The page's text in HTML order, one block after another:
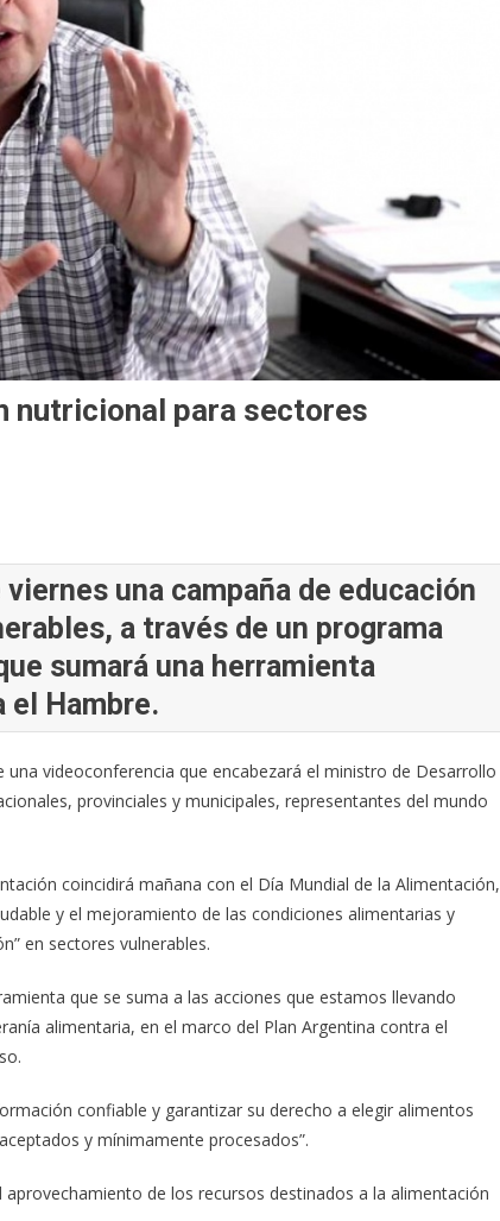
nutricional para sectores
una campaña de educación
a través de un programa
sumará una herramienta
el Hambre.
una videoconferencia que encabezará el ministro de Desarrollo
provinciales y municipales, representantes del mundo
coincidirá mañana con el Día Mundial de la Alimentación,
y el mejoramiento de las condiciones alimentarias y
en sectores vulnerables.
que se suma a las acciones que estamos llevando
alimentaria, en el marco del Plan Argentina contra el
confiable y garantizar su derecho a elegir alimentos
y mínimamente procesados”.
de los recursos destinados a la alimentación